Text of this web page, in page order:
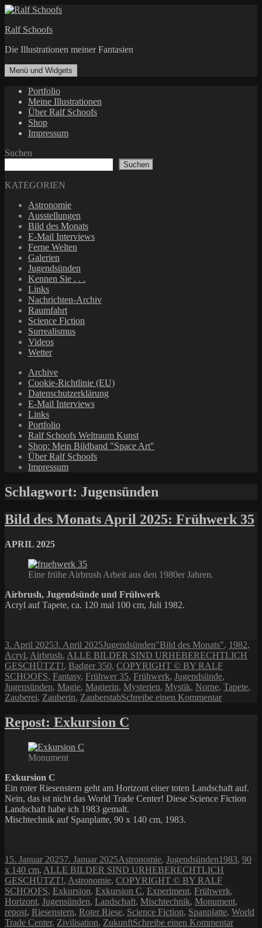
Zum
springen
Ralf Schoofs
Die Illustrationen meiner Fantasien
Menü und Widgets
Portfolio
Meine Illustrationen
Über Ralf Schoofs
Shop
Impressum
Suchen
Suchen
KATEGORIEN
Astronomie
Ausstellungen
Bild des Monats
E-Mail Interviews
Ferne Welten
Galerien
Jugendsünden
Kennen Sie . . .
Links
Nachrichten-Archiv
Raumfahrt
Science Fiction
Surrealismus
Videos
Wetter
Archive
Cookie-Richtlinie (EU)
Datenschutzerklärung
E-Mail Interviews
Links
Portfolio
Ralf Schoofs Weltraum Kunst
Shop: Mein Bildband "Space Art"
Über Ralf Schoofs
Impressum
Schlagwort: Jugensünden
Bild des Monats April 2025: Frühwerk 35
APRIL 2025
Eine frühe Airbrush Arbeit aus den 1980er Jahren.
Airbrush, Jugendsünde und Frühwerk
Acryl auf Tapete, ca. 120 mal 100 cm, Juli 1982.
Veröffentlicht
am
3. April 20253. April 2025Kategorien
JugendsündenSchlagwörter
"Bild des Monats", 1982,
Acryl, Airbrush, ALLE BILDER SIND URHEBERECHTLICH
GESCHÜTZT!, Badger 350, COPYRIGHT © BY RALF
SCHOOFS, Fantasy, Frühwer 35, Frühwerk, Jugendsünde,
Jugensünden, Magie, Magierin, Mysterien, Mystik, Norne, Tapete,
Zauberei, Zauberin, ZauberstabSchreibe einen Kommentarzu
Repost: Exkursion C
Monument
Exkursion C
Ein roter Riesenstern geht am Horizont einer toten Landschaft auf.
Nein, das ist nicht das World Trade Center! Diese Science Fiction
Landschaft habe ich 1983 gemalt.
Mischtechnik auf Spanplatte, 90 x 140 cm, 1983.
Veröffentlicht
am
15. Januar 20257. Januar 2025Kategorien
Astronomie, Jugendsünden1983, 90
x 140 cm, ALLE BILDER SIND URHEBERECHTLICH
GESCHÜTZT!, Astronomie, COPYRIGHT © BY RALF
SCHOOFS, Exkursion, Exkursion C, Experiment, Frühwerk,
Horizont, Jugensünden, Landschaft, Mischtechnik, Monument,
repost, Riesenstern, Roter Riese, Science Fiction, Spanplatte, World
Trade Center, Zivilisation, ZukunftSchreibe einen Kommentarzu